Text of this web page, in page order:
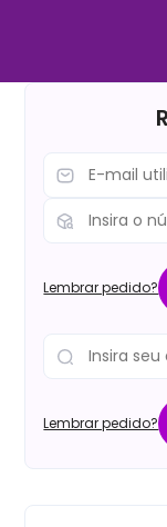
Lembrar pedido?
Lembrar pedido?